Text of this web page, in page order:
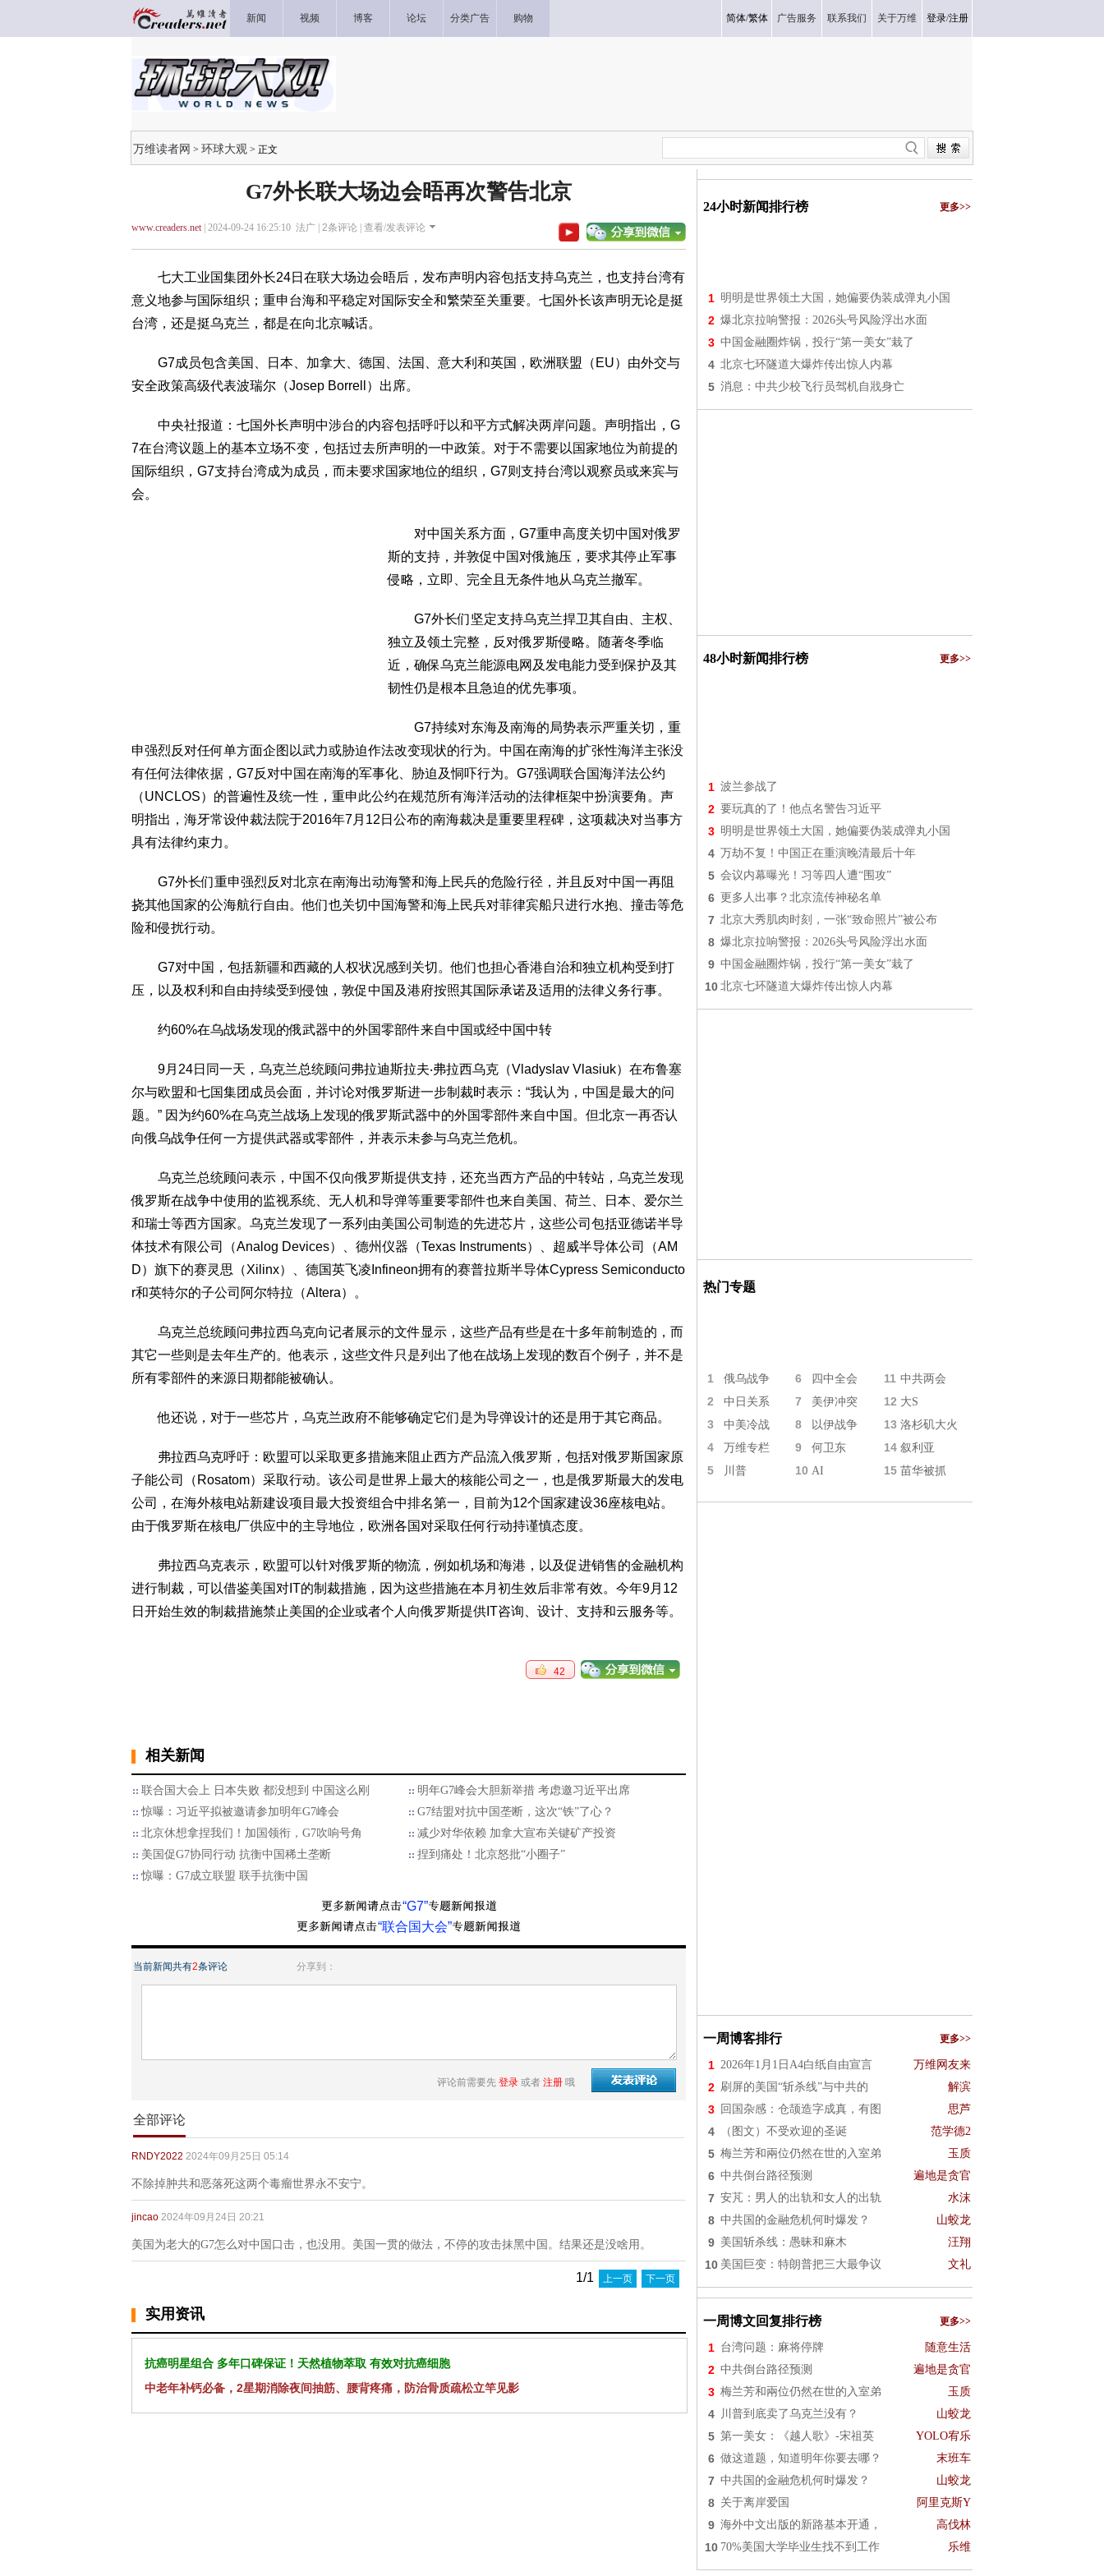
新闻 视频 博客 论坛 分类广告 购物 简体/繁体 广告服务 联系我们 关于万维 登录/注册
万维读者网 > 环球大观 > 正文
​G7外长联大场边会晤再次警告北京
www.creaders.net| 2024-09-24 16:25:10 法广 | 2条评论 | 查看/发表评论
七大工业国集团外长24日在联大场边会晤后，发布声明内容包括支持乌克兰，也支持台湾有
意义地参与国际组织；重申台海和平稳定对国际安全和繁荣至关重要。七国外长该声明无论是挺
台湾，还是挺乌克兰，都是在向北京喊话。
G7成员包含美国、日本、加拿大、德国、法国、意大利和英国，欧洲联盟（EU）由外交与
安全政策高级代表波瑞尔（Josep Borrell）出席。
中央社报道：七国外长声明中涉台的内容包括呼吁以和平方式解决两岸问题。声明指出，G
7在台湾议题上的基本立场不变，包括过去所声明的一中政策。对于不需要以国家地位为前提的
国际组织，G7支持台湾成为成员，而未要求国家地位的组织，G7则支持台湾以观察员或来宾与
会。
对中国关系方面，G7重申高度关切中国对俄罗
斯的支持，并敦促中国对俄施压，要求其停止军事
侵略，立即、完全且无条件地从乌克兰撤军。
G7外长们坚定支持乌克兰捍卫其自由、主权、
独立及领土完整，反对俄罗斯侵略。随著冬季临
近，确保乌克兰能源电网及发电能力受到保护及其
韧性仍是根本且急迫的优先事项。
G7持续对东海及南海的局势表示严重关切，重
申强烈反对任何单方面企图以武力或胁迫作法改变现状的行为。中国在南海的扩张性海洋主张没
有任何法律依据，G7反对中国在南海的军事化、胁迫及恫吓行为。G7强调联合国海洋法公约
（UNCLOS）的普遍性及统一性，重申此公约在规范所有海洋活动的法律框架中扮演要角。声
明指出，海牙常设仲裁法院于2016年7月12日公布的南海裁决是重要里程碑，这项裁决对当事方
具有法律约束力。
G7外长们重申强烈反对北京在南海出动海警和海上民兵的危险行径，并且反对中国一再阻
挠其他国家的公海航行自由。他们也关切中国海警和海上民兵对菲律宾船只进行水抱、撞击等危
险和侵扰行动。
G7对中国，包括新疆和西藏的人权状况感到关切。他们也担心香港自治和独立机构受到打
压，以及权利和自由持续受到侵蚀，敦促中国及港府按照其国际承诺及适用的法律义务行事。
约60%在乌战场发现的俄武器中的外国零部件来自中国或经中国中转
9月24日同一天，乌克兰总统顾问弗拉迪斯拉夫‧弗拉西乌克（Vladyslav Vlasiuk）在布鲁塞
尔与欧盟和七国集团成员会面，并讨论对俄罗斯进一步制裁时表示：“我认为，中国是最大的问
题。” 因为约60%在乌克兰战场上发现的俄罗斯武器中的外国零部件来自中国。但北京一再否认
向俄乌战争任何一方提供武器或零部件，并表示未参与乌克兰危机。
乌克兰总统顾问表示，中国不仅向俄罗斯提供支持，还充当西方产品的中转站，乌克兰发现
俄罗斯在战争中使用的监视系统、无人机和导弹等重要零部件也来自美国、荷兰、日本、爱尔兰
和瑞士等西方国家。乌克兰发现了一系列由美国公司制造的先进芯片，这些公司包括亚德诺半导
体技术有限公司（Analog Devices）、德州仪器（Texas Instruments）、超威半导体公司（AM
D）旗下的赛灵思（Xilinx）、德国英飞凌Infineon拥有的赛普拉斯半导体Cypress Semiconducto
r和英特尔的子公司阿尔特拉（Altera）。
乌克兰总统顾问弗拉西乌克向记者展示的文件显示，这些产品有些是在十多年前制造的，而
其它一些则是去年生产的。他表示，这些文件只是列出了他在战场上发现的数百个例子，并不是
所有零部件的来源日期都能被确认。
他还说，对于一些芯片，乌克兰政府不能够确定它们是为导弹设计的还是用于其它商品。
弗拉西乌克呼吁：欧盟可以采取更多措施来阻止西方产品流入俄罗斯，包括对俄罗斯国家原
子能公司（Rosatom）采取行动。该公司是世界上最大的核能公司之一，也是俄罗斯最大的发电
公司，在海外核电站新建设项目最大投资组合中排名第一，目前为12个国家建设36座核电站。
由于俄罗斯在核电厂供应中的主导地位，欧洲各国对采取任何行动持谨慎态度。
弗拉西乌克表示，欧盟可以针对俄罗斯的物流，例如机场和海港，以及促进销售的金融机构
进行制裁，可以借鉴美国对IT的制裁措施，因为这些措施在本月初生效后非常有效。今年9月12
日开始生效的制裁措施禁止美国的企业或者个人向俄罗斯提供IT咨询、设计、支持和云服务等。
42
相关新闻
联合国大会上 日本失败 都没想到 中国这么刚
明年G7峰会大胆新举措 考虑邀习近平出席
惊曝：习近平拟被邀请参加明年G7峰会
G7结盟对抗中国垄断，这次“铁”了心？
北京休想拿捏我们！加国领衔，G7吹响号角
减少对华依赖 加拿大宣布关键矿产投资
美国促G7协同行动 抗衡中国稀土垄断
捏到痛处！北京怒批“小圈子”
惊曝：G7成立联盟 联手抗衡中国
“G7”
“联合国大会”
当前新闻共有2条评论 分享到：
评论前需要先 登录 或者 注册 哦
全部评论
RNDY2022 2024年09月25日 05:14
不除掉肿共和恶落死这两个毒瘤世界永不安宁。
jincao 2024年09月24日 20:21
美国为老大的G7怎么对中国口击，也没用。美国一贯的做法，不停的攻击抹黑中国。结果还是没啥用。
1/1 上一页 下一页
实用资讯
抗癌明星组合 多年口碑保证！天然植物萃取 有效对抗癌细胞
中老年补钙必备，2星期消除夜间抽筋、腰背疼痛，防治骨质疏松立竿见影
24小时新闻排行榜 更多>>
1 明明是世界领土大国，她偏要伪装成弹丸小国
2 爆北京拉响警报：2026头号风险浮出水面
3 中国金融圈炸锅，投行“第一美女”栽了
4 北京七环隧道大爆炸传出惊人内幕
5 消息：中共少校飞行员驾机自戕身亡
48小时新闻排行榜 更多>>
1 波兰参战了
2 要玩真的了！他点名警告习近平
3 明明是世界领土大国，她偏要伪装成弹丸小国
4 万劫不复！中国正在重演晚清最后十年
5 会议内幕曝光！习等四人遭“围攻”
6 更多人出事？北京流传神秘名单
7 北京大秀肌肉时刻，一张“致命照片”被公布
8 爆北京拉响警报：2026头号风险浮出水面
9 中国金融圈炸锅，投行“第一美女”栽了
10 北京七环隧道大爆炸传出惊人内幕
热门专题
1 俄乌战争 6 四中全会 11 中共两会
2 中日关系 7 美伊冲突 12 大S
3 中美冷战 8 以伊战争 13 洛杉矶大火
4 万维专栏 9 何卫东 14 叙利亚
5 川普 10 AI 15 苗华被抓
一周博客排行 更多>>
1 2026年1月1日A4白纸自由宣言 万维网友来
2 刷屏的美国“斩杀线”与中共的 解滨
3 回国杂感：仓颉造字成真，有图 思芦
4 （图文）不受欢迎的圣诞 范学德2
5 梅兰芳和兩位仍然在世的入室弟 玉质
6 中共倒台路径预测 遍地是贪官
7 安芃：男人的出轨和女人的出轨 水沫
8 中共国的金融危机何时爆发？ 山蛟龙
9 美国斩杀线：愚昧和麻木 汪翔
10 美国巨变：特朗普把三大最争议 文礼
一周博文回复排行榜 更多>>
1 台湾问题：麻将停牌 随意生活
2 中共倒台路径预测 遍地是贪官
3 梅兰芳和兩位仍然在世的入室弟 玉质
4 川普到底卖了乌克兰没有？ 山蛟龙
5 第一美女：《越人歌》-宋祖英 YOLO宥乐
6 做这道题，知道明年你要去哪？ 末班车
7 中共国的金融危机何时爆发？ 山蛟龙
8 关于离岸爱国 阿里克斯Y
9 海外中文出版的新路基本开通， 高伐林
10 70%美国大学毕业生找不到工作 乐维